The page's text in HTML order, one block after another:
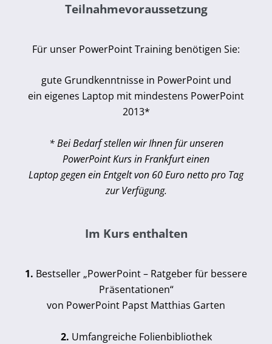
Teilnahmevoraussetzung
Für unser PowerPoint Training benötigen Sie:
gute Grundkenntnisse in PowerPoint und
ein eigenes Laptop mit mindestens PowerPoint
2013*
* Bei Bedarf stellen wir Ihnen für unseren
PowerPoint Kurs in Frankfurt einen
Laptop gegen ein Entgelt von 60 Euro netto pro Tag
zur Verfügung.
Im Kurs enthalten
1. Bestseller „PowerPoint – Ratgeber für bessere
Präsentationen“
von PowerPoint Papst Matthias Garten
2. Umfangreiche Folienbibliothek